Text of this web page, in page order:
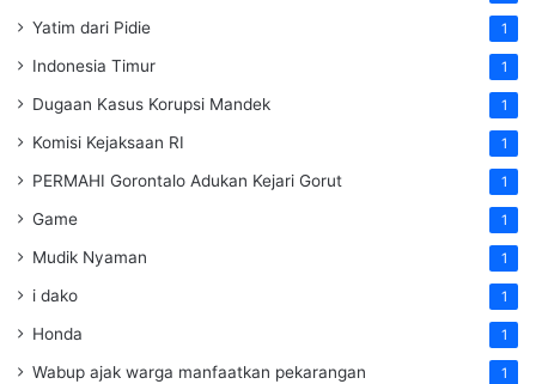
Yatim dari Pidie 1
Indonesia Timur 1
Dugaan Kasus Korupsi Mandek 1
Komisi Kejaksaan RI 1
PERMAHI Gorontalo Adukan Kejari Gorut 1
Game 1
Mudik Nyaman 1
i dako 1
Honda 1
Wabup ajak warga manfaatkan pekarangan 1